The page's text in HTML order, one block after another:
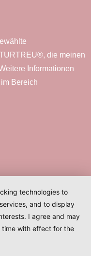
die meinen
Informationen
Bereich
technologies to
and to display
I agree and may
time with effect for the